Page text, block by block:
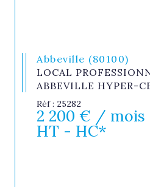
Abbeville (80100)
LOCAL
ABBEVILLE HYPER-
Réf : 25282
2 200 € / mois
HT - HC*